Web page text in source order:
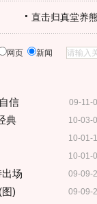
直击归真堂养
网页 新闻
09-11-
信
10-03-
典
10-01-
10-01-
09-09-
场
09-09-
)